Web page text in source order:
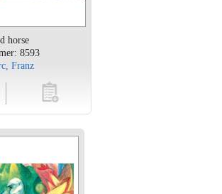
horse
8593
Franz